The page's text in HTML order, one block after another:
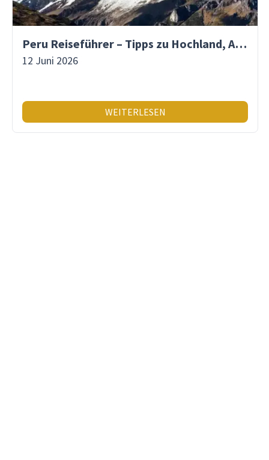
Peru Reiseführer – Tipps zu Hochland, Amazonas & Inka-Erbe
12 Juni 2026
WEITERLESEN